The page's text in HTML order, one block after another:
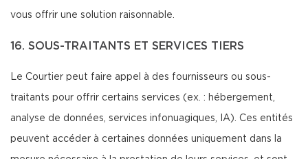
vous offrir une solution raisonnable.
16. SOUS-TRAITANTS ET SERVICES TIERS
Le Courtier peut faire appel à des fournisseurs ou sous-
traitants pour offrir certains services (ex. : hébergement,
analyse de données, services infonuagiques, IA). Ces entités
peuvent accéder à certaines données uniquement dans la